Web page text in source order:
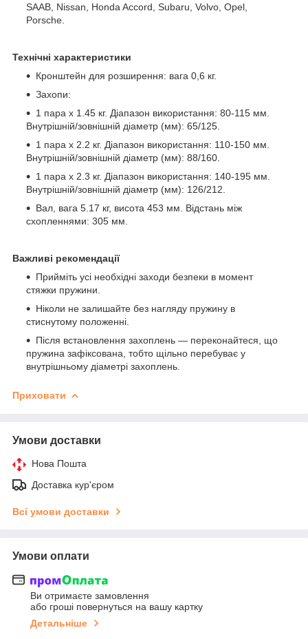
SAAB, Nissan, Honda Accord, Subaru, Volvo, Opel,
Porsche.
Технічні характеристики
Кронштейн для розширення: вага 0,6 кг.
Захопи:
1 пара х 1.45 кг. Діапазон використання: 80-115 мм.
Внутрішній/зовнішній діаметр (мм): 65/125.
1 пара х 2.2 кг. Діапазон використання: 110-150 мм.
Внутрішній/зовнішній діаметр (мм): 88/160.
1 пара х 2.3 кг. Діапазон використання: 140-195 мм.
Внутрішній/зовнішній діаметр (мм): 126/212.
Вал, вага 5.17 кг, висота 453 мм. Відстань між
схопленнями: 305 мм.
Важливі рекомендації
Прийміть усі необхідні заходи безпеки в момент
стяжки пружини.
Ніколи не залишайте без нагляду пружину в
стиснутому положенні.
Після встановлення захоплень — переконайтеся, що
пружина зафіксована, тобто щільно перебуває у
внутрішньому діаметрі захоплень.
Приховати
Умови доставки
Нова Пошта
Доставка кур'єром
Всі умови доставки
Умови оплати
Ви отримаєте замовлення
або гроші повернуться на вашу картку
Детальніше